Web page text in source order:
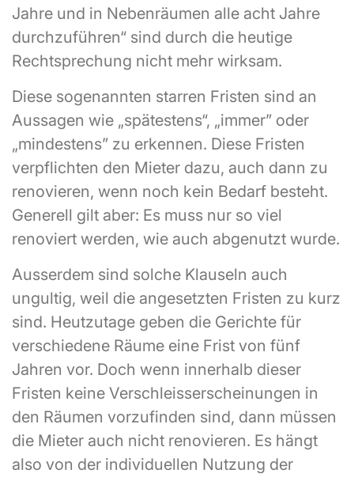
Jahre und in Nebenräumen alle acht Jahre
durchzuführen“ sind durch die heutige
Rechtsprechung nicht mehr wirksam.
Diese sogenannten starren Fristen sind an
Aussagen wie „spätestens“, „immer” oder
„mindestens” zu erkennen. Diese Fristen
verpflichten den Mieter dazu, auch dann zu
renovieren, wenn noch kein Bedarf besteht.
Generell gilt aber: Es muss nur so viel
renoviert werden, wie auch abgenutzt wurde.
Ausserdem sind solche Klauseln auch
ungultig, weil die angesetzten Fristen zu kurz
sind. Heutzutage geben die Gerichte für
verschiedene Räume eine Frist von fünf
Jahren vor. Doch wenn innerhalb dieser
Fristen keine Verschleisserscheinungen in
den Räumen vorzufinden sind, dann müssen
die Mieter auch nicht renovieren. Es hängt
also von der individuellen Nutzung der